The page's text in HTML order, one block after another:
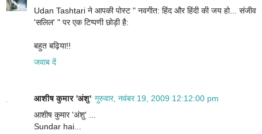
Udan Tashtari ने आपकी पोस्ट " नवगीत: हिंद और हिंदी की जय हो... संजीव
'सलिल' " पर एक टिप्पणी छोड़ी है:
बहुत बढ़िया!!
जवाब दें
आशीष कुमार 'अंशु' गुरुवार, नवंबर 19, 2009 12:12:00 pm
आशीष कुमार 'अंशु' ...
Sundar hai...